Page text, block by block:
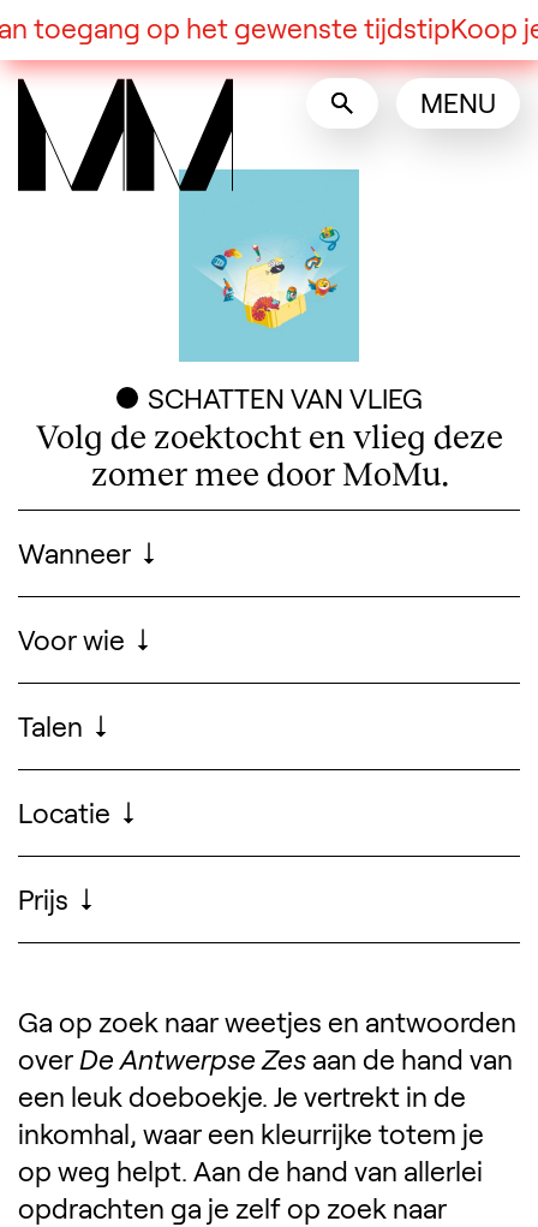
MENU
op het gewenste tijdstipKoop je
SCHATTEN VAN VLIEG
Volg de zoektocht en vlieg deze
zomer mee door MoMu.
Praktische informatie
Wanneer
Van01.07.2026—10.00tot en met
31.08.2026
Voor wie
Voor avonturiers vanaf 5 jaar
Talen
Nederlands & Engels
Locatie
Prijs
Koop je inkomticketsen vraag je gratis
Ga op zoek naar weetjes en antwoorden
over De Antwerpse Zes aan de hand van
een leuk doeboekje. Je vertrekt in de
inkomhal, waar een kleurrijke totem je
op weg helpt. Aan de hand van allerlei
opdrachten ga je zelf op zoek naar